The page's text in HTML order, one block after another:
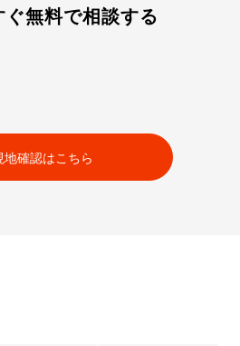
無料で相談する
地確認はこちら